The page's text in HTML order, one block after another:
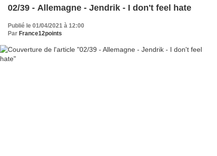
02/39 - Allemagne - Jendrik - I don't feel hate
Publié le 01/04/2021 à 12:00
Par France12points